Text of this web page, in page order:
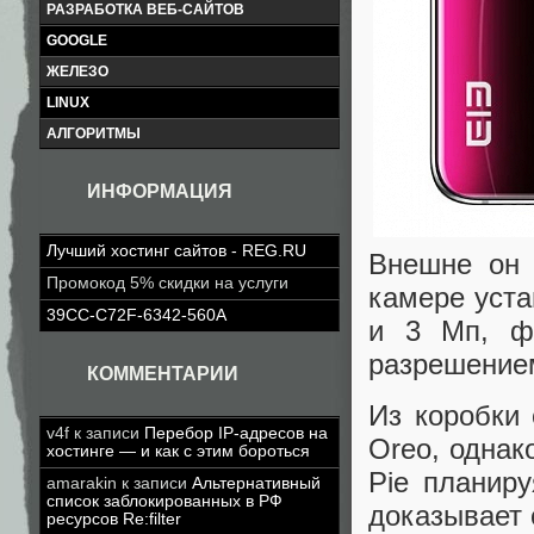
РАЗРАБОТКА ВЕБ-САЙТОВ
GOOGLE
ЖЕЛЕЗО
LINUX
АЛГОРИТМЫ
ИНФОРМАЦИЯ
Лучший хостинг сайтов - REG.RU
Промокод 5% скидки на услуги
39CC-C72F-6342-560A
КОММЕНТАРИИ
v4f к записи Перебор IP-адресов на
хостинге — и как с этим бороться
amarakin к записи Альтернативный
список заблокированных в РФ
ресурсов Re:filter
Внешне он
камере
и 3 Мп,
Из
Oreo,
Pie